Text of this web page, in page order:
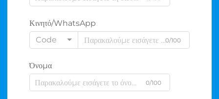
Κινητό/WhatsApp
Code
0/100
Όνομα
0/100